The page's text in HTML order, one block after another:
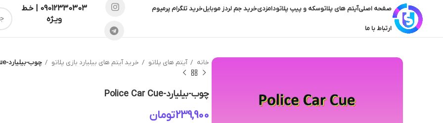
صفحه اصلیآیتم های پلاتوسکه و پیپ پلاتودامزدیخرید جم لردز موبایلخرید تلگرام پرمیوم
ارتباط با ما
09012330303 | خـط
ویـژه
خانه آیتم های پلاتو خرید آیتم های بیلیارد بازی پلاتو چوب-بیلیارد-Police Car Cue
چوب-بیلیارد-Police Car Cue
تومان